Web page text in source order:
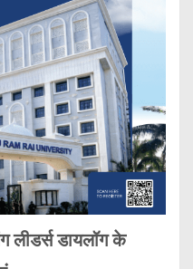
लीडर्स डायलॉग के